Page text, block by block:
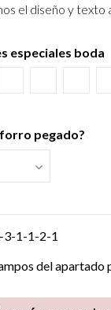
el diseño y texto
especiales boda
pegado?
3-1-1-2-1
del